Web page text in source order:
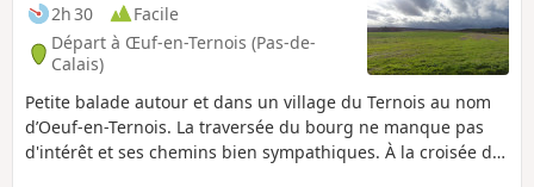
2h 30
Facile
Départ à Œuf-en-Ternois (Pas-de-
Calais)
Petite balade autour et dans un village du Ternois au nom
d’Oeuf-en-Ternois. La traversée du bourg ne manque pas
d'intérêt et ses chemins bien sympathiques. À la croisée du